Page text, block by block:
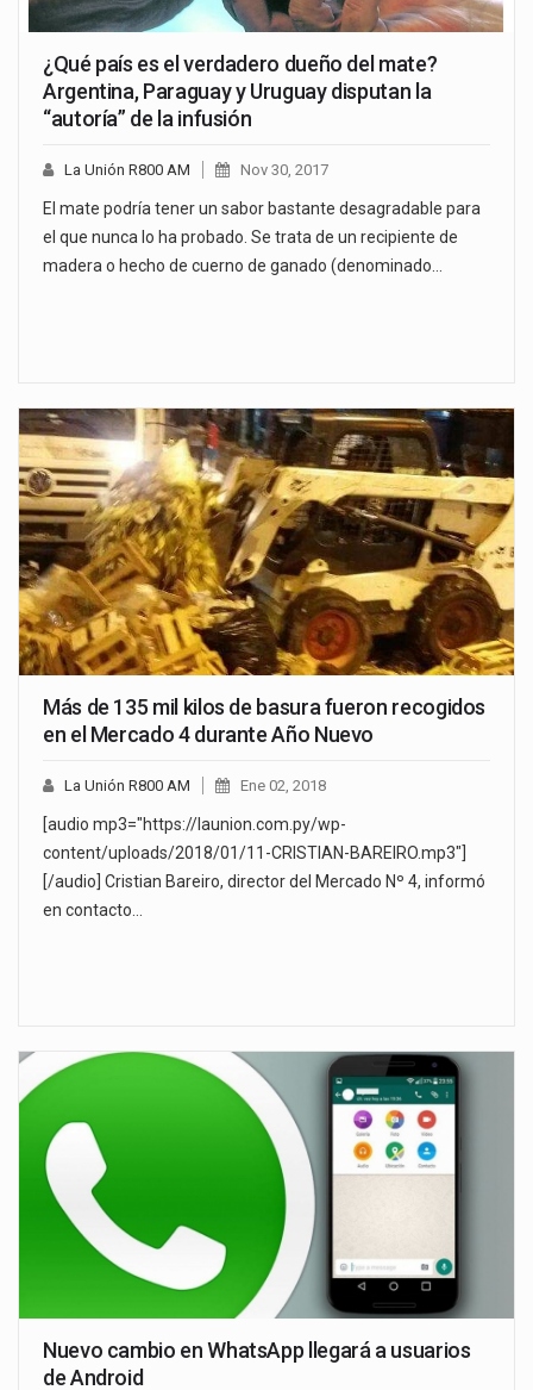
¿Qué país es el verdadero dueño del mate?
Argentina, Paraguay y Uruguay disputan la
“autoría” de la infusión
La Unión R800 AM Nov 30, 2017
El mate podría tener un sabor bastante desagradable para
el que nunca lo ha probado. Se trata de un recipiente de
madera o hecho de cuerno de ganado (denominado…
Más de 135 mil kilos de basura fueron recogidos
en el Mercado 4 durante Año Nuevo
La Unión R800 AM Ene 02, 2018
[audio mp3="https://launion.com.py/wp-
content/uploads/2018/01/11-CRISTIAN-BAREIRO.mp3"]
[/audio] Cristian Bareiro, director del Mercado Nº 4, informó
en contacto…
Nuevo cambio en WhatsApp llegará a usuarios
de Android